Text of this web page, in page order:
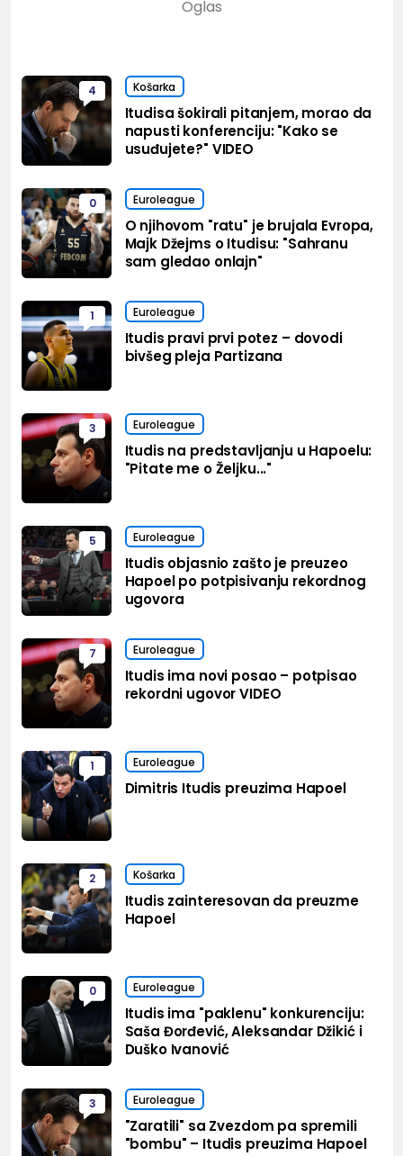
4 Košarka
Itudisa šokirali pitanjem, morao da
napusti konferenciju: "Kako se
usuđujete?" VIDEO
0 Euroleague
O njihovom "ratu" je brujala Evropa,
Majk Džejms o Itudisu: "Sahranu
sam gledao onlajn"
1 Euroleague
Itudis pravi prvi potez – dovodi
bivšeg pleja Partizana
3 Euroleague
Itudis na predstavljanju u Hapoelu:
"Pitate me o Željku..."
5 Euroleague
Itudis objasnio zašto je preuzeo
Hapoel po potpisivanju rekordnog
ugovora
7 Euroleague
Itudis ima novi posao – potpisao
rekordni ugovor VIDEO
1 Euroleague
Dimitris Itudis preuzima Hapoel
2 Košarka
Itudis zainteresovan da preuzme
Hapoel
0 Euroleague
Itudis ima "paklenu" konkurenciju:
Saša Đorđević, Aleksandar Džikić i
Duško Ivanović
3 Euroleague
"Zaratili" sa Zvezdom pa spremili
"bombu" – Itudis preuzima Hapoel